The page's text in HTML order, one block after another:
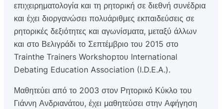
επιχειρηματολογία και τη ρητορική σε διεθνή συνέδρια
και έχει διοργανώσει πολυάριθμες εκπαιδεύσεις σε
ρητορικές δεξιότητες και αγωνίσματα, μεταξύ άλλων
και στο Βελιγράδι το Σεπτέμβριο του 2015 στο
Trainthe Trainers Workshopτου International
Debating Education Association (I.D.E.A.).
Μαθητεύει από το 2003 στον Ρητορικό Κύκλο του
Γιάννη Ανδριανάτου, έχει μαθητεύσει στην Αφήγηση